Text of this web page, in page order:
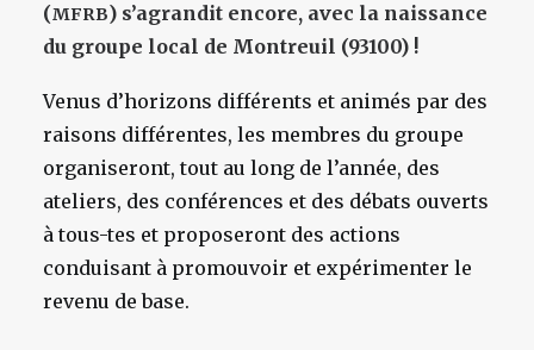
(MFRB) s’agrandit encore, avec la naissance
du groupe local de Montreuil (93100) !
Venus d’horizons différents et animés par des
raisons différentes, les membres du groupe
organiseront, tout au long de l’année, des
ateliers, des conférences et des débats ouverts
à tous-tes et proposeront des actions
conduisant à promouvoir et expérimenter le
revenu de base.